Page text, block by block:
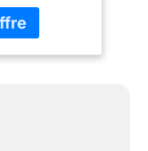
avec un